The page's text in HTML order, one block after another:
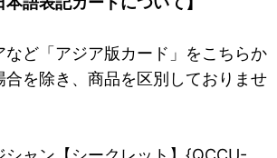
など「アジア版カード」をこちらか
合を除き、商品を区別しておりませ